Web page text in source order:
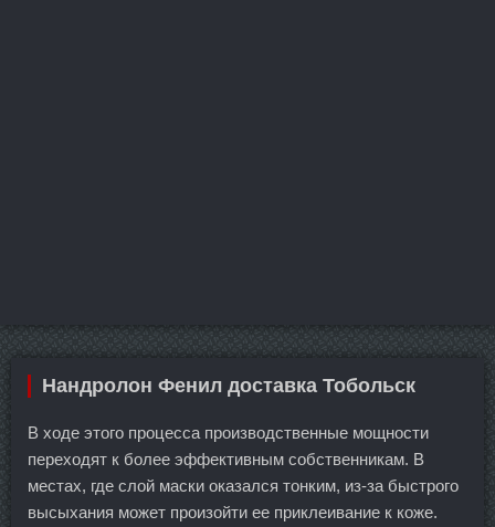
Нандролон Фенил доставка Тобольск
В ходе этого процесса производственные мощности
переходят к более эффективным собственникам. В
местах, где слой маски оказался тонким, из-за быстрого
высыхания может произойти ее приклеивание к коже.